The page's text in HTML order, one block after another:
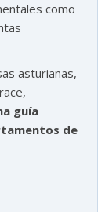
como
asturianas,
guía
de